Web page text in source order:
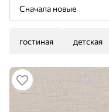
Сначала новые
гостиная детская